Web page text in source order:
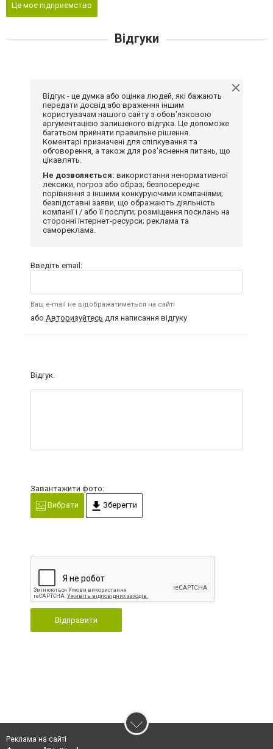
Це моє підприємство
Відгуки
Відгук - це думка або оцінка людей, які бажають
передати досвід або враження іншим
користувачам нашого сайту з обов'язковою
аргументацією залишеного відгука. Це допоможе
багатьом прийняти правильне рішення.
Коментарі призначені для спілкування та
обговорення, а також для роз'яснення питань, що
цікавлять.
Не дозволяється: використання ненормативної
лексики, погроз або образ; безпосереднє
порівняння з іншими конкуруючими компаніями;
безпідставні заяви, що ображають діяльність
компанії і / або її послуги; розміщення посилань на
сторонні інтернет-ресурси; реклама та
самореклама.
Введіть email:
Ваш e-mail не відображатиметься на сайті
або Авторизуйтесь для написання відгуку
Відгук:
Завантажити фото:
Вибрати
Зберегти
Відправити
Реклама на сайті